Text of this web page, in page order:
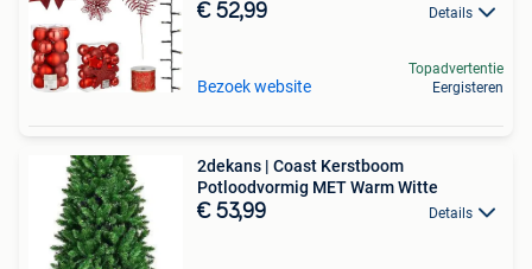
€ 52,99 Details
Bezoek website
Topadvertentie
Eergisteren
2dekans | Coast Kerstboom
Potloodvormig MET Warm Witte
€ 53,99 Details